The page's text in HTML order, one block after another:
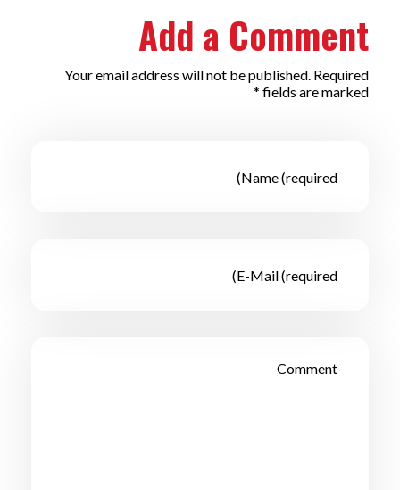
Add a Comment
Your email address will not be published. Required
fields are marked *